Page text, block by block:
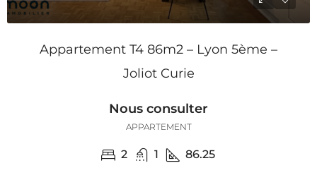
Appartement T4 86m2 – Lyon 5ème –
Joliot Curie
Nous consulter
APPARTEMENT
2 1 86.25